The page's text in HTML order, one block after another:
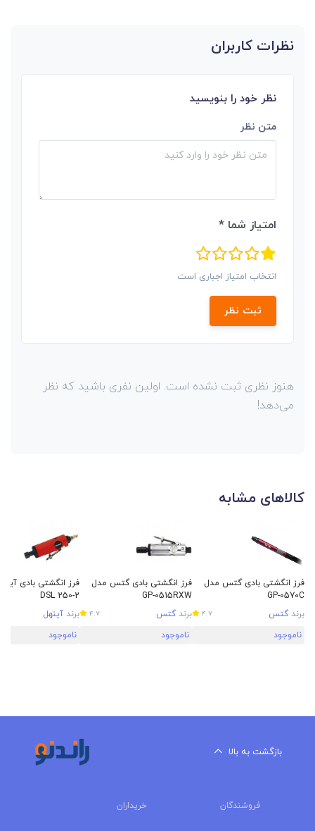
نظرات کاربران
نظر خود را بنویسید
متن نظر
امتیاز شما *
انتخاب امتیاز اجباری است
ثبت نظر
هنوز نظری ثبت نشده است. اولین نفری باشید که نظر
می‌دهد!
کالاهای مشابه
فرز انگشتی بادی گتس مدل
GP-0570C
برندگتس 4.7
ناموجود
فرز انگشتی بادی گتس مدل
GP-0515RXW
برندگتس 4.7
ناموجود
فرز انگشتی بادی
DSL 250-2
برند آینهل
ناموجود
بازگشت به بالا
فروشندگان خریداران